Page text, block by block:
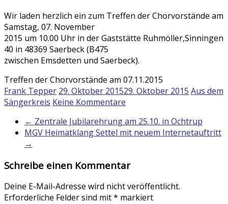
Wir laden herzlich ein zum Treffen der Chorvorstände am
Samstag, 07. November
2015 um 10.00 Uhr in der Gaststätte Ruhmöller,Sinningen
40 in 48369 Saerbeck (B475
zwischen Emsdetten und Saerbeck).
Treffen der Chorvorstände am 07.11.2015
Frank Tepper 29. Oktober 201529. Oktober 2015 Aus dem
Sängerkreis Keine Kommentare
← Zentrale Jubilarehrung am 25.10. in Ochtrup
MGV Heimatklang Settel mit neuem Internetauftritt
→
Schreibe einen Kommentar
Deine E-Mail-Adresse wird nicht veröffentlicht.
Erforderliche Felder sind mit* markiert